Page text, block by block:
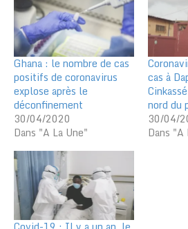
Ghana : le nombre de cas
positifs de coronavirus
explose après le
déconfinement
30/04/2020
Dans "A La Une"
cas à
nord du
30/04/
Dans "A